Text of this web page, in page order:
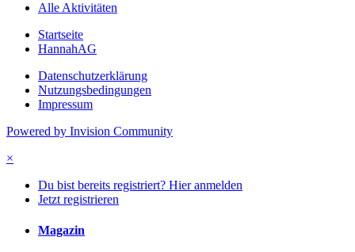
Alle Aktivitäten
Startseite
HannahAG
Datenschutzerklärung
Nutzungsbedingungen
Impressum
Powered by Invision Community
×
Du bist bereits registriert? Hier anmelden
Jetzt registrieren
Magazin